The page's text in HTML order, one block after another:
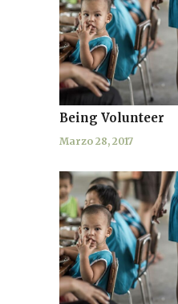
Being Volunteer
Marzo 28, 2017